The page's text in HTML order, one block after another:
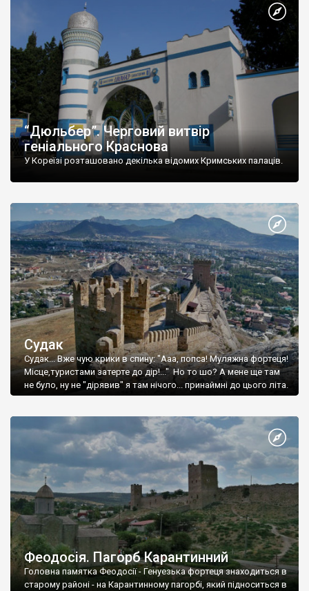
“Дюльбер”. Черговий витвір
геніального Краснова
У Кореїзі розташовано декілька відомих Кримських палаців.
Судак
Судак... Вже чую крики в спину: "Ааа, попса! Муляжна фортеця!
Місце,туристами затерте до дір!..." Но то шо? А мене ще там
не було, ну не "дірявив" я там нічого... принаймні до цього літа.
Феодосія. Пагорб Карантинний
Головна памятка Феодосії - Генуезька фортеця знаходиться в
старому районі - на Карантинному пагорбі, який підноситься в